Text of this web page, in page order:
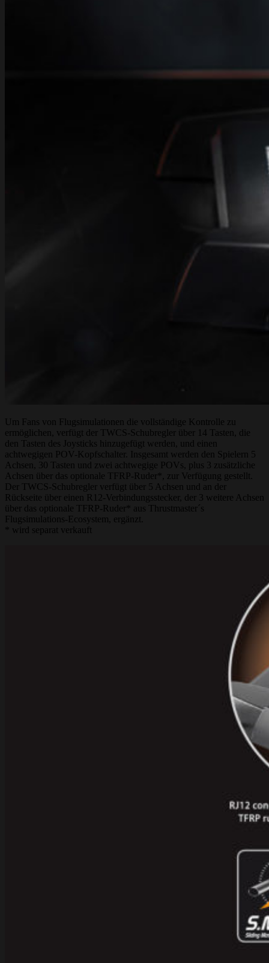
Um Fans von Flugsimulationen die vollständige Kontrolle zu
ermöglichen, verfügt der TWCS-Schubregler über 14 Tasten, die
den Tasten des Joysticks hinzugefügt werden, und einen
achtwegigen POV-Kopfschalter. Insgesamt werden den Spielern 5
Achsen, 30 Tasten und zwei achtwegige POVs, plus 3 zusätzliche
Achsen über das optionale TFRP-Ruder*, zur Verfügung gestellt.
Der TWCS-Schubregler verfügt über 5 Achsen und an der
Rückseite über einen R12-Verbindungsstecker, der 3 weitere Achsen
über das optionale TFRP-Ruder* aus Thrustmaster´s
Flugsimulations-Ecosystem, ergänzt.
* wird separat verkauft